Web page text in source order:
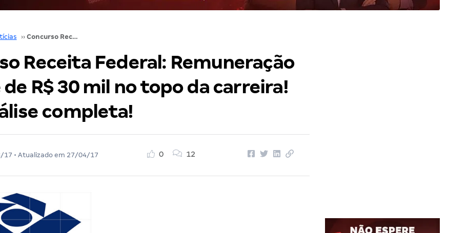
›› Concurso Receita Federal: Remuneração agora é de R$ 30 mil no topo da carreira! Veja análise completa!
Receita Federal: Remuneração
de R$ 30 mil no topo da carreira!
completa!
17 • Atualizado em 27/04/17
0 12